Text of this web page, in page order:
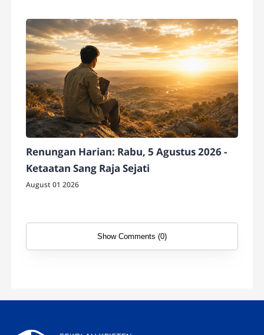
Renungan Harian: Rabu, 5 Agustus 2026 -
Ketaatan Sang Raja Sejati
August 01 2026
Show Comments (0)